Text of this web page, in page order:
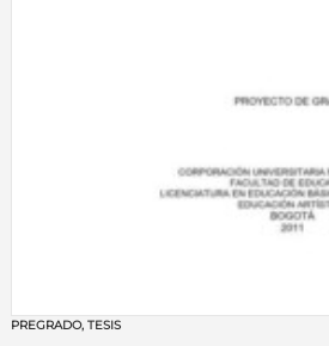
PREGRADO, TESIS